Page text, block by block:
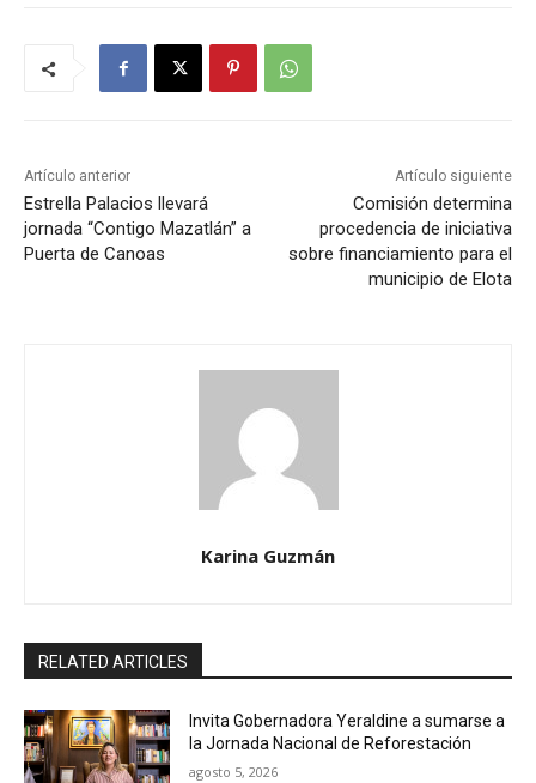
Artículo anterior
Estrella Palacios llevará
jornada “Contigo Mazatlán” a
Puerta de Canoas
Artículo siguiente
Comisión determina
procedencia de iniciativa
sobre financiamiento para el
municipio de Elota
Karina Guzmán
RELATED ARTICLES
Invita Gobernadora Yeraldine a sumarse a
la Jornada Nacional de Reforestación
agosto 5, 2026